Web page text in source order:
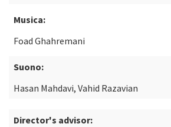
Musica:
Foad Ghahremani
Suono:
Hasan Mahdavi, Vahid Razavian
Director's advisor: